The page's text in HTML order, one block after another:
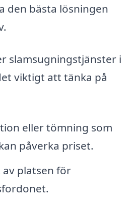
den bästa lösningen
slamsugningstjänster i
viktigt att tänka på
eller tömning som
påverka priset.
platsen för